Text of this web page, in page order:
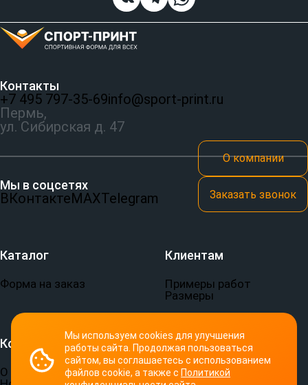
Мы используем cookies для улучшения
работы сайта. Продолжая пользоваться
сайтом, вы соглашаетесь с использованием
файлов cookie, а также с Политикой
Контакты
+7 495 797‑35-69info@sport-print.ru
Пермь,
ул. Сибирская д. 47
Мы в соцсетях
ВКонтактеMAXTelegram
О компании
Заказать звонок
Каталог
Форма на заказ
Клиентам
Примеры работ
Размеры
Компания
О компании
Документы
Пользовательское